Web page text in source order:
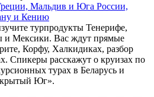
Мальдив и Юга России,
и Кению
турпродукты Тенерифе,
Мексики. Вас ждут прямые
Корфу, Халкидиках, разбор
Спикеры расскажут о круизах по
турах в Беларусь и
Юг».